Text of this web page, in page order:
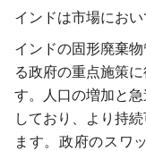
インドは市場にお
インドの固形廃棄
る政府の重点施策
す。人口の増加と
しており、より持
ます。政府のスワ